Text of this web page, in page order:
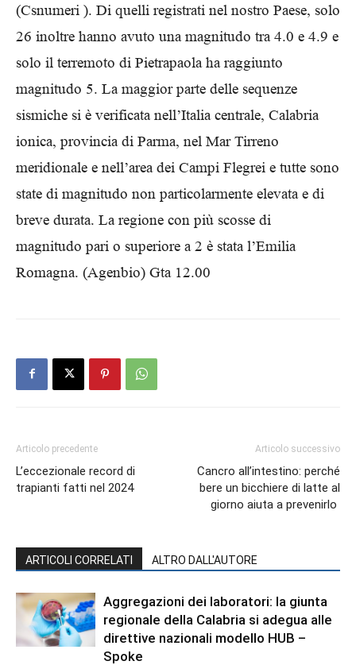
(Csnumeri ). Di quelli registrati nel nostro Paese, solo
26 inoltre hanno avuto una magnitudo tra 4.0 e 4.9 e
solo il terremoto di Pietrapaola ha raggiunto
magnitudo 5. La maggior parte delle sequenze
sismiche si è verificata nell’Italia centrale, Calabria
ionica, provincia di Parma, nel Mar Tirreno
meridionale e nell’area dei Campi Flegrei e tutte sono
state di magnitudo non particolarmente elevata e di
breve durata. La regione con più scosse di
magnitudo pari o superiore a 2 è stata l’Emilia
Romagna. (Agenbio) Gta12.00
Articolo precedente
L’eccezionale record di
trapianti fatti nel 2024
Articolo successivo
Cancro all’intestino: perché
bere un bicchiere di latte al
giorno aiuta a prevenirlo
ARTICOLI CORRELATI ALTRO DALL'AUTORE
Aggregazioni dei laboratori: la giunta
regionale della Calabria si adegua alle
direttive nazionali modello HUB –
Spoke